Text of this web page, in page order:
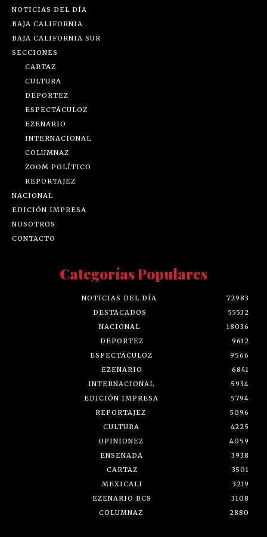
NOTICIAS DEL DÍA
BAJA CALIFORNIA
BAJA CALIFORNIA SUR
SECCIONES
CARTAZ
CULTURA
DEPORTEZ
ESPECTÁCULOZ
EZENARIO
INTERNACIONAL
COLUMNAZ
ZOOM POLÍTICO
REPORTAJEZ
NACIONAL
EDICIÓN IMPRESA
NOSOTROS
CONTACTO
Categorías Populares
NOTICIAS DEL DÍA
72983
DESTACADOS
55532
NACIONAL
18036
DEPORTEZ
9612
ESPECTÁCULOZ
9566
EZENARIO
6841
INTERNACIONAL
5934
EDICIÓN IMPRESA
5794
REPORTAJEZ
5096
CULTURA
4225
OPINIONEZ
4059
ENSENADA
3938
CARTAZ
3501
MEXICALI
3219
EZENARIO BCS
3108
COLUMNAZ
2880